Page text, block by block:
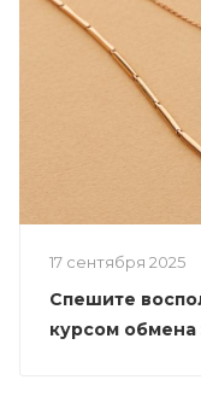
17 сентября 2025
Спешите
курсом обмена